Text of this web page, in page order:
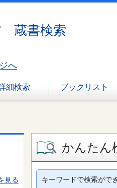
蔵書検索
へ
細検索 ブックリスト
見る
かんたん
キーワードで検索がで